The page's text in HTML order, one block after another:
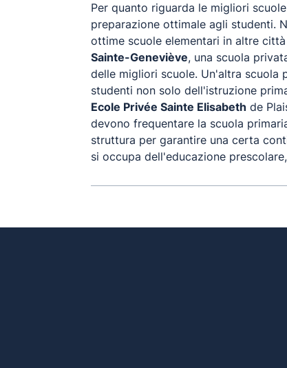
Per quanto riguarda le migliori
preparazione ottimale agli studenti.
ottime scuole elementari in altre
Sainte-Geneviève, una scuola
delle migliori scuole. Un'altra scuola
studenti non solo dell'istruzione
Ecole Privée Sainte Elisabeth de
devono frequentare la scuola
struttura per garantire una certa
si occupa dell'educazione